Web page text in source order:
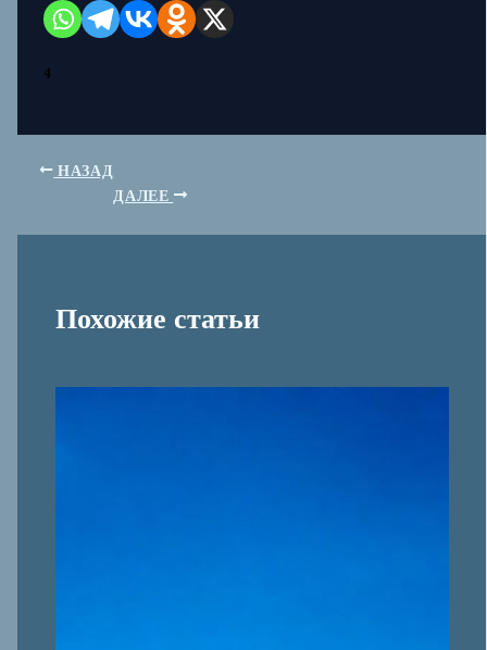
4
НАЗАД
ДАЛЕЕ
Похожие статьи